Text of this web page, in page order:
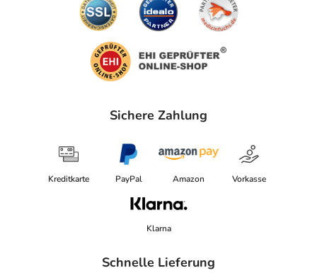
Sichere Zahlung
Kreditkarte PayPal Amazon Vorkasse
Klarna
Schnelle Lieferung